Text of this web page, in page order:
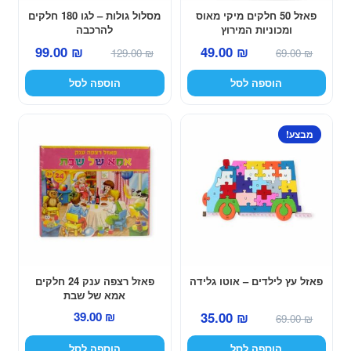
פאזל 50 חלקים מיקי מאוס
ומכוניות המירוץ
69.00₪
המחיר
המקורי
היה:
49.00 ₪
המחיר
הנוכחי
הוא:
הוספה לסל
מסלול גולות – לגו 180 חלקים
להרכבה
129.00₪
המחיר
המקורי
היה:
99.00 ₪
המחיר
הנוכחי
הוא:
הוספה לסל
פאזל עץ לילדים – אוטו גלידה
מבצע!
69.00₪
המחיר
המקורי
35.00 ₪
המחיר
הנוכחי
פאזל רצפה ענק 24 חלקים
אמא של שבת
39.00 ₪